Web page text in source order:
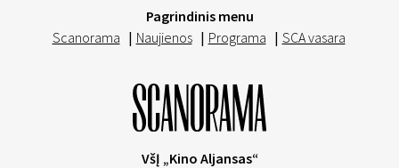
Pagrindinis menu
Scanorama | Naujienos | Programa | SCA vasara
VšĮ „Kino Aljansas“